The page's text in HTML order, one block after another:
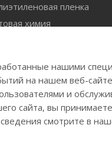
пленка
химия
нашими
на нашем веб-
и
сайта, вы принимаете
смотрите в